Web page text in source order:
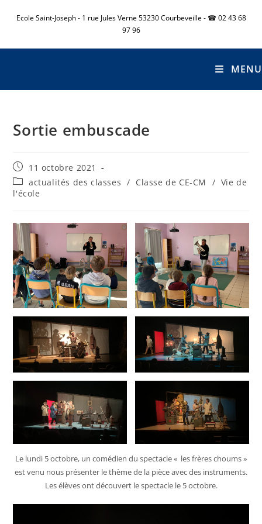
Ecole Saint-Joseph - 1 rue Jules Verne 53230 Courbeveille - ☎ 02 43 68
97 96
MENU
Sortie embuscade
11 octobre 2021
actualités des classes / Classe de CE-CM / Vie de
l'école
Le lundi 5 octobre, un comédien du spectacle « les frères choums »
est venu nous présenter le thème de la pièce avec des instruments.
Les élèves ont découvert le spectacle le 5 octobre.